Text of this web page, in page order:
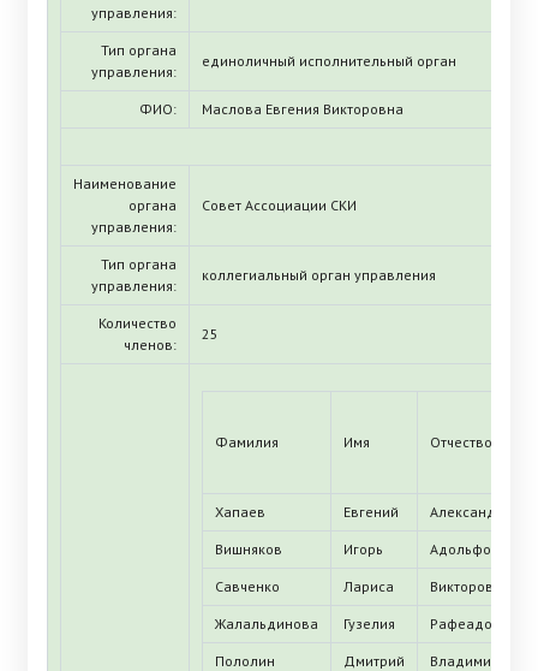
управления:
Тип органа
управления:
единоличный исполнительный орган
ФИО: Маслова Евгения Викторовна
Наименование
органа
управления:
Совет Ассоциации СКИ
Тип органа
управления:
коллегиальный орган управления
Количество
членов:
25
Фамилия Имя Отчество
Хапаев Евгений Александрович
Вишняков Игорь Адольфович
Савченко Лариса Викторовна
Жалальдинова Гузелия Рафеадовна
Пололин Дмитрий Владимирович